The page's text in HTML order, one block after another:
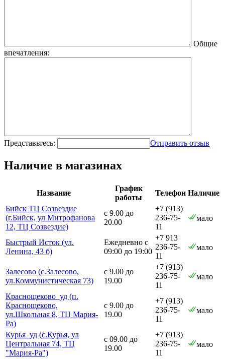
Общие
впечатления:
Представьтесь: Отправить отзыв
Наличие в магазинах
Название
График
работы
Телефон Наличие
Бийск ТЦ Созвездие
(г.Бийск, ул Митрофанова
12, ТЦ Созвездие)
с 9.00 до
20.00
+7 (913)
236-75-
11
мало
Быстрый Исток (ул.
Ленина, 43 б)
Ежедневно с
09:00 до 19:00
+7 913
236-75-
11
мало
Залесово (с.Залесово,
ул.Коммунистическая 73)
с 9.00 до
19.00
+7 (913)
236-75-
11
мало
Краснощеково_уд (п.
Краснощеково,
ул.Школьная 8, ТЦ Мария-
Ра)
с 9.00 до
19.00
+7 (913)
236-75-
11
мало
Курья_уд (с.Курья, ул
Центральная 74, ТЦ
"Мария-Ра")
с 09.00 до
19.00
+7 (913)
236-75-
11
мало